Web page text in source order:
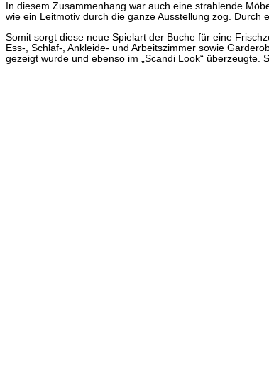
In diesem Zusammenhang war auch eine strahlende
wie ein Leitmotiv durch die ganze Ausstellung zog.
Somit sorgt diese neue Spielart der Buche für eine
Ess-, Schlaf-, Ankleide- und Arbeitszimmer sowie
gezeigt wurde und ebenso im „Scandi Look“ überzeugte.